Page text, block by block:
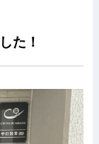
た！